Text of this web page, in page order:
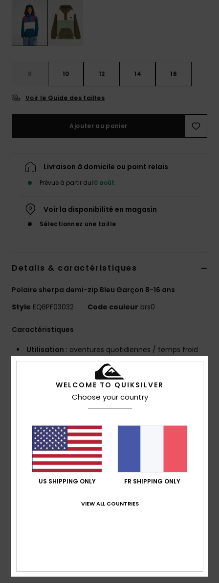
questions
les plus
fréquentes
et notre
formulaire
Consulter
la FAQ
8 10 12 14 16
Voir le Guide des tailles
Ajouter au panier
Livraison à domicile ou point relais
Prévue à partir du10 août
Voir la disponibilité en magasin
Sélectionnez une taille
Details & caractéristiques
Polaire sherpa demi-zip Bleu Garçon 8-16 ans
Style EQBPF03032 Code couleur brs0
Caractéristiques
Utilisation : aventures quotidiennes / temps froid
AVANTAGES
Technologie WarmFlight® pour un apport thermique
et une respirabilité optimale
90 % de fibres de polyester recyclé issues de
déchets textiles et de bouteilles en plastique
Matière :polaire brossée, micro-polaire, 70 %
polyester recyclé Jiaren, 30 % polyester recyclé, [230
g/m2]
Coupe :confort
Capuche :fixe avec cordon de serrage
WELCOME TO QUIKSILVER
Choose your country
US SHIPPING ONLY FR SHIPPING ONLY
VIEW ALL COUNTRIES